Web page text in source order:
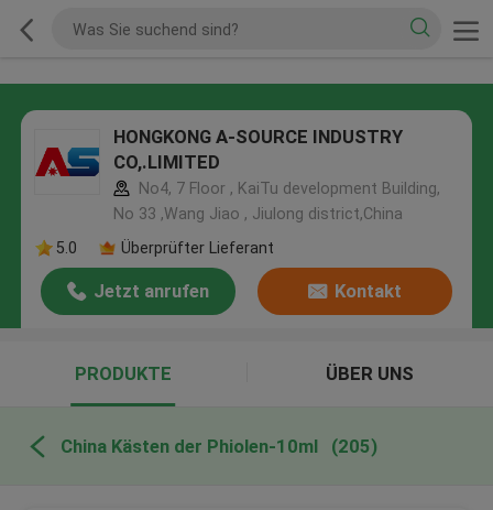
HONGKONG A-SOURCE INDUSTRY
CO,.LIMITED
No4, 7 Floor , KaiTu development Building,
No 33 ,Wang Jiao , Jiulong district,China
5.0
Überprüfter Lieferant
Jetzt anrufen Kontakt
PRODUKTE ÜBER UNS
China Kästen der Phiolen-10ml (205)